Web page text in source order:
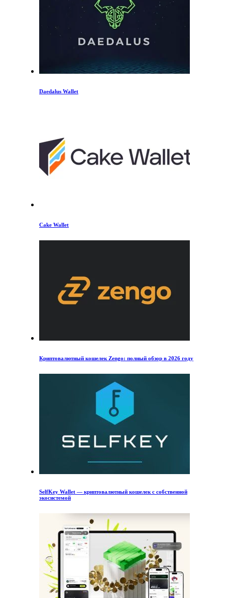
Daedalus Wallet
Cake Wallet
Криптовалютный кошелек Zengo: полный обзор в 2026 году
SelfKey Wallet — криптовалютный кошелек с собственной
экосистемой